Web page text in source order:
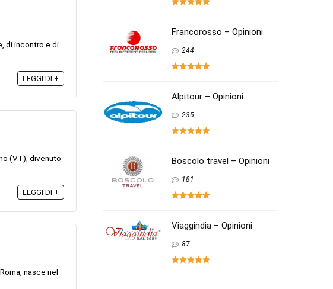
di incontro e di
LEGGI DI +
(VT), divenuto
LEGGI DI +
nasce nel
Francorosso – Opinioni
244
Alpitour – Opinioni
235
Boscolo travel – Opinioni
181
Viaggindia – Opinioni
87